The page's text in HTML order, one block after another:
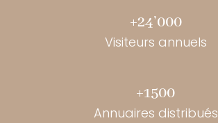
+24’000
Visiteurs annuels
+1500
Annuaires distribués